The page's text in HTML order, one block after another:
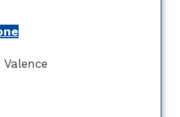
Valence